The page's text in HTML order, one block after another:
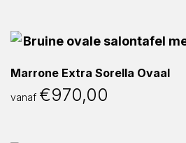
Marrone Extra Sorella Ovaal
vanaf €970,00